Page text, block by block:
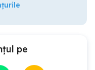
pe